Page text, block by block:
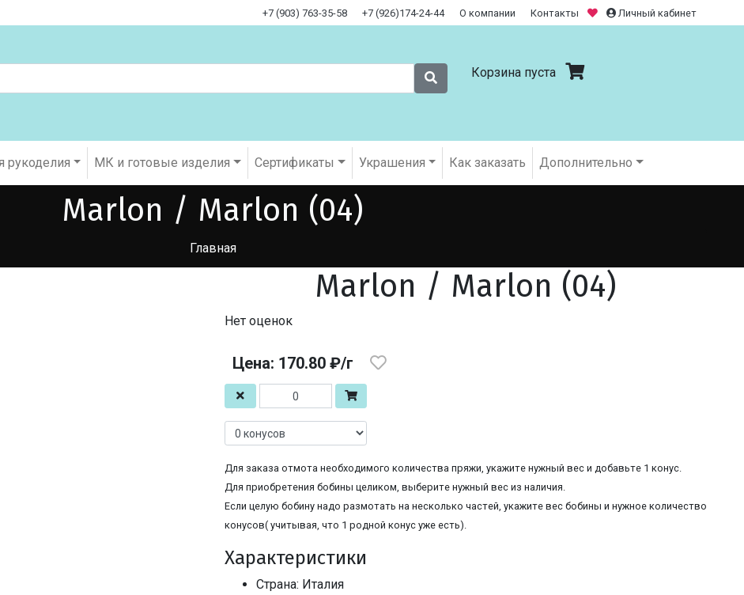
+7 (903) 763-35-58 +7 (926)174-24-44 О компании Контакты Личный кабинет
Корзина пуста
рукоделия МК и готовые изделия Cертификаты Украшения Как заказать Дополнительно
Marlon / Marlon (04)
Главная
Marlon / Marlon (04)
Нет оценок
Цена: 170.80 ₽/г
Для заказа отмота необходимого количества пряжи, укажите нужный вес и добавьте 1 конус.
Для приобретения бобины целиком, выберите нужный вес из наличия.
Если целую бобину надо размотать на несколько частей, укажите вес бобины и нужное количество
конусов( учитывая, что 1 родной конус уже есть).
Характеристики
Страна: Италия